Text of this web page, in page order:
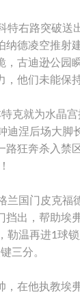
特右路突破送
纳德凌空推射
，古迪逊公园
他们未能保
克就为水晶
迪涅后场大脚
路狂奔杀入禁
兰国门皮克福
挡出，帮助埃
勒温再进1球
三分。
，在他执教埃